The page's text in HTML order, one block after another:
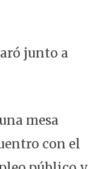
junto a
mesa
con el